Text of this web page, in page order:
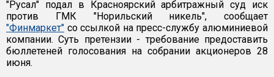
"Русал" подал в Красноярский арбитражный суд иск
против ГМК "Норильский никель", сообщает
"Финмаркет" со ссылкой на пресс-службу алюминиевой
компании. Суть претензии - требование предоставить
бюллетеней голосования на собрании акционеров 28
июня.